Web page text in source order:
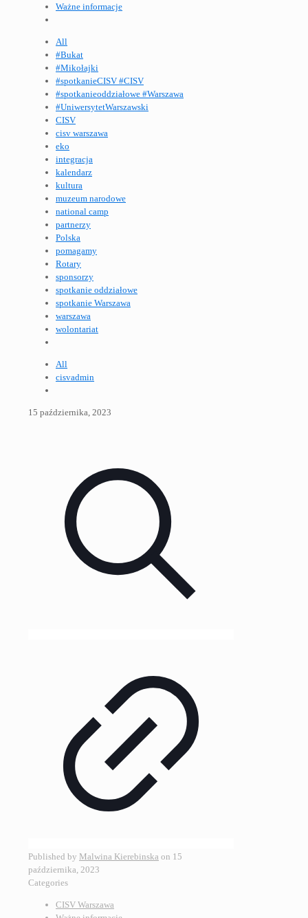
Ważne informacje
All
#Bukat
#Mikołajki
#spotkanieCISV #CISV
#spotkanieoddziałowe #Warszawa
#UniwersytetWarszawski
CISV
cisv warszawa
eko
integracja
kalendarz
kultura
muzeum narodowe
national camp
partnerzy
Polska
pomagamy
Rotary
sponsorzy
spotkanie oddziałowe
spotkanie Warszawa
warszawa
wolontariat
All
cisvadmin
15 października, 2023
Published by Malwina Kierebinska on 15
października, 2023
Categories
CISV Warszawa